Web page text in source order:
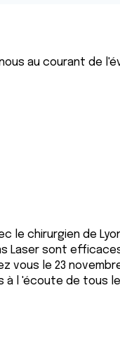
au courant de
le chirurgien de
Laser sont efficaces
vous le 23
à l 'écoute de tous